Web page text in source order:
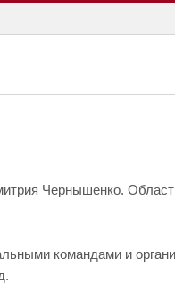
Чернышенко.
командами и